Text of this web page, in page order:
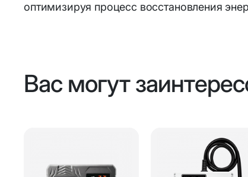
оптимизируя процесс восстановления
Вас могут